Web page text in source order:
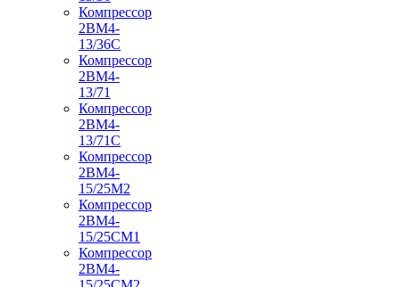
Компрессор
2ВМ4-
13/36С
Компрессор
2ВМ4-
13/71
Компрессор
2ВМ4-
13/71С
Компрессор
2ВМ4-
15/25М2
Компрессор
2ВМ4-
15/25СМ1
Компрессор
2ВМ4-